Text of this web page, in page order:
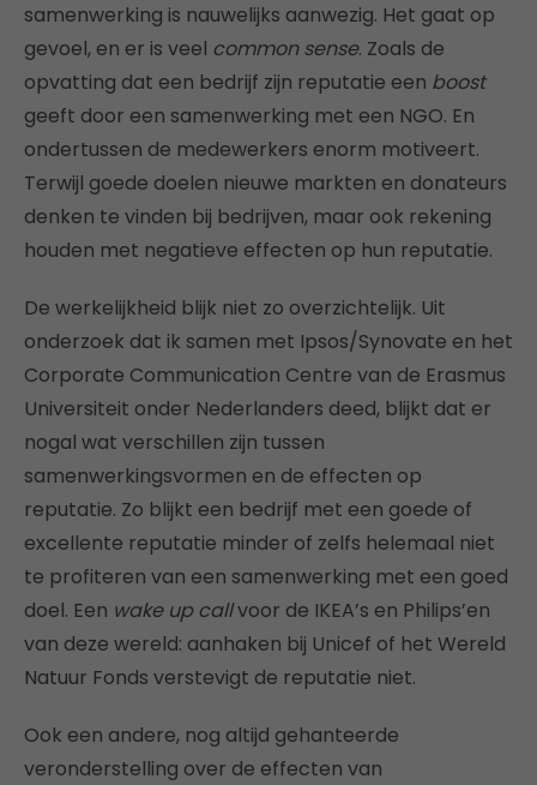
samenwerking is nauwelijks aanwezig. Het gaat op
gevoel, en er is veel common sense. Zoals de
opvatting dat een bedrijf zijn reputatie een boost
geeft door een samenwerking met een NGO. En
ondertussen de medewerkers enorm motiveert.
Terwijl goede doelen nieuwe markten en donateurs
denken te vinden bij bedrijven, maar ook rekening
houden met negatieve effecten op hun reputatie.
De werkelijkheid blijk niet zo overzichtelijk. Uit
onderzoek dat ik samen met Ipsos/Synovate en het
Corporate Communication Centre van de Erasmus
Universiteit onder Nederlanders deed, blijkt dat er
nogal wat verschillen zijn tussen
samenwerkingsvormen en de effecten op
reputatie. Zo blijkt een bedrijf met een goede of
excellente reputatie minder of zelfs helemaal niet
te profiteren van een samenwerking met een goed
doel. Een wake up callvoor de IKEA’s en Philips’en
van deze wereld: aanhaken bij Unicef of het Wereld
Natuur Fonds verstevigt de reputatie niet.
Ook een andere, nog altijd gehanteerde
veronderstelling over de effecten van